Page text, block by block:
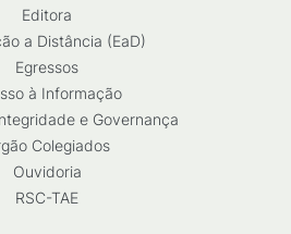
Editora
a Distância (EaD)
Egressos
à Informação
e Governança
Colegiados
Ouvidoria
RSC-TAE